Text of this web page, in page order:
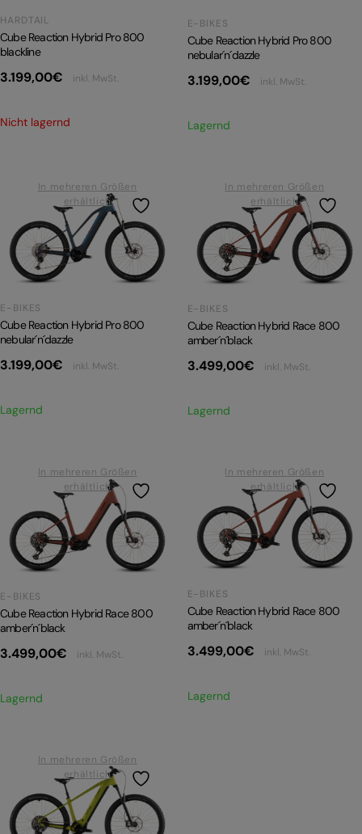
HARDTAIL
Cube Reaction Hybrid Pro 800
blackline
3.199,00€ inkl. MwSt.
Nicht lagernd
E-BIKES
Cube Reaction Hybrid Pro 800
nebular´n´dazzle
3.199,00€ inkl. MwSt.
Lagernd
In mehreren Größen
erhältlich
E-BIKES
Cube Reaction Hybrid Pro 800
nebular´n´dazzle
3.199,00€ inkl. MwSt.
Lagernd
In mehreren Größen
erhältlich
E-BIKES
Cube Reaction Hybrid Race 800
amber´n´black
3.499,00€ inkl. MwSt.
Lagernd
In mehreren Größen
erhältlich
E-BIKES
Cube Reaction Hybrid Race 800
amber´n´black
3.499,00€ inkl. MwSt.
Lagernd
In mehreren Größen
erhältlich
E-BIKES
Cube Reaction Hybrid Race 800
amber´n´black
3.499,00€ inkl. MwSt.
Lagernd
In mehreren Größen
erhältlich